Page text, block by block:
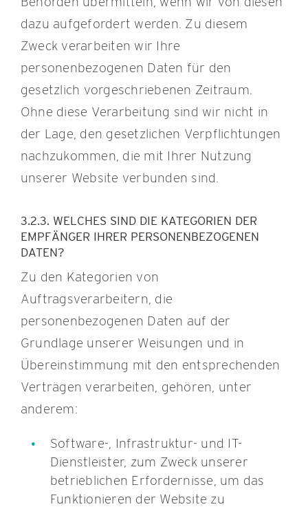
dazu aufgefordert werden. Zu diesem
Zweck verarbeiten wir Ihre
personenbezogenen Daten für den
gesetzlich vorgeschriebenen Zeitraum.
Ohne diese Verarbeitung sind wir nicht in
der Lage, den gesetzlichen Verpflichtungen
nachzukommen, die mit Ihrer Nutzung
unserer Website verbunden sind.
3.2.3. WELCHES SIND DIE KATEGORIEN DER
EMPFÄNGER IHRER PERSONENBEZOGENEN
DATEN?
Zu den Kategorien von
Auftragsverarbeitern, die
personenbezogenen Daten auf der
Grundlage unserer Weisungen und in
Übereinstimmung mit den entsprechenden
Verträgen verarbeiten, gehören, unter
anderem:
Software-, Infrastruktur- und IT-
Dienstleister, zum Zweck unserer
betrieblichen Erfordernisse, um das
Funktionieren der Website zu